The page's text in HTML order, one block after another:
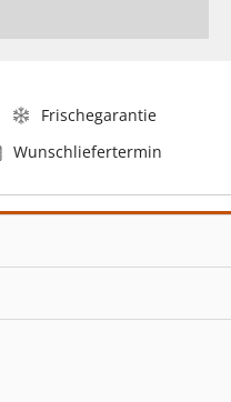
Frischegarantie
Wunschliefertermin